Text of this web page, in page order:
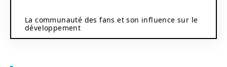
La communauté des fans et son influence sur le
développement